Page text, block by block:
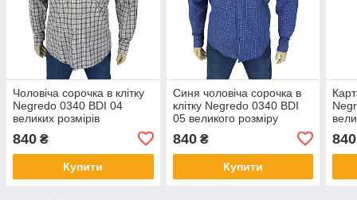
Чоловіча сорочка в клітку
Negredo 0340 BDI 04
великих розмірів
840 ₴
Купити
Синя чоловіча сорочка в
клітку Negredo 0340 BDI
05 великого розміру
840₴
Купити
840